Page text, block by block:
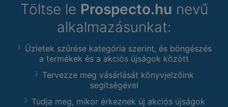
Töltse le Prospecto.hu nevű
alkalmazásunkat:
Üzletek szűrése kategória szerint, és böngészés
a termékek és a akciós újságok között
Tervezze meg vásárlását könyvjelzőink
segítségével
Tudja meg, mikor érkeznek új akciós újságok